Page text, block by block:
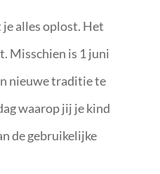
alles oplost. Het
Misschien is 1 juni
nieuwe traditie te
waarop jij je kind
de gebruikelijke